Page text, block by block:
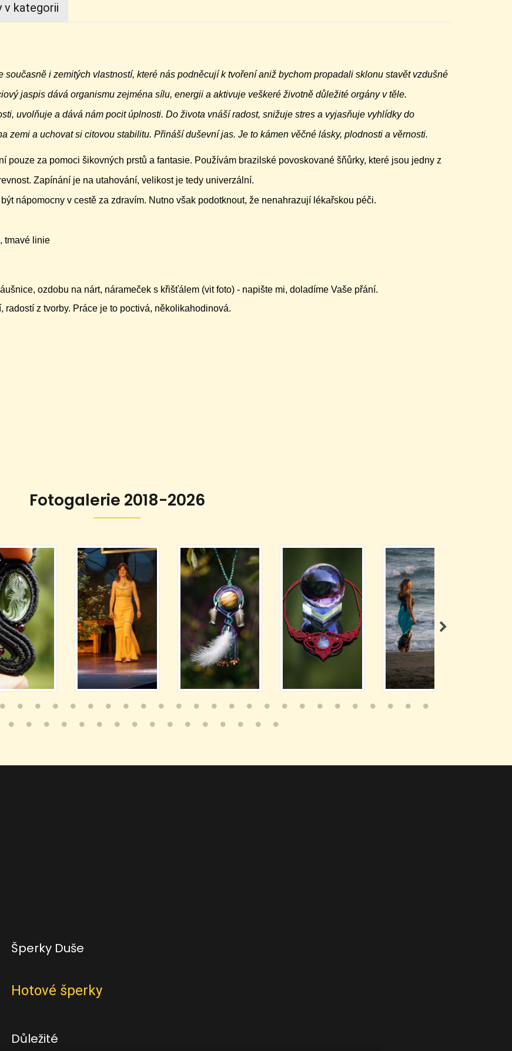
v kategorii
i zemitých vlastností, které nás podněcují k tvoření aniž bychom propadali sklonu stavět vzdušné
jaspis dává organismu zejména sílu, energii a aktivuje veškeré životně důležité orgány v těle.
uvolňuje a dává nám pocit úplnosti. Do života vnáší radost, snižuje stres a vyjasňuje vyhlídky do
zemi a uchovat si citovou stabilitu. Přináší duševní jas. Je to kámen věčné lásky, plodnosti a věrnosti.
pouze za pomoci šikovných prstů a fantasie. Používám brazilské povoskované šňůrky, které jsou jedny z
Zapínání je na utahování, velikost je tedy univerzální.
nápomocny v cestě za zdravím. Nutno však podotknout, že nenahrazují lékařskou péči.
tmavé linie
ozdobu na nárt, nárameček s křišťálem (vit foto) - napište mi, doladíme Vaše přání.
radostí z tvorby. Práce je to poctivá, několikahodinová.
Fotogalerie 2018-2026
Šperky Duše
Hotové šperky
Důležité